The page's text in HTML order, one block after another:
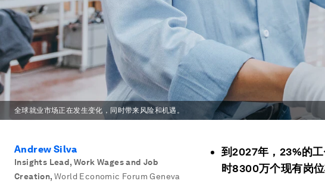
全球就业市场正在发生变化，同时带来风险和机遇。
Andrew Silva
Insights Lead, Work Wages and Job
Creation, World Economic Forum Geneva
到2027年，23%的
时8300万个现有岗位